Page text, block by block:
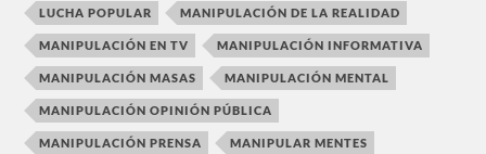
LUCHA POPULAR MANIPULACIÓN DE LA REALIDAD
MANIPULACIÓN EN TV MANIPULACIÓN INFORMATIVA
MANIPULACIÓN MASAS MANIPULACIÓN MENTAL
MANIPULACIÓN OPINIÓN PÚBLICA
MANIPULACIÓN PRENSA MANIPULAR MENTES